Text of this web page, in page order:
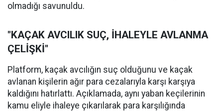
olmadığı savunuldu.
"KAÇAK AVCILIK SUÇ, İHALEYLE AVLANMA
ÇELİŞKİ"
Platform, kaçak avcılığın suç olduğunu ve kaçak
avlanan kişilerin ağır para cezalarıyla karşı karşıya
kaldığını hatırlattı. Açıklamada, aynı yaban keçilerinin
kamu eliyle ihaleye çıkarılarak para karşılığında